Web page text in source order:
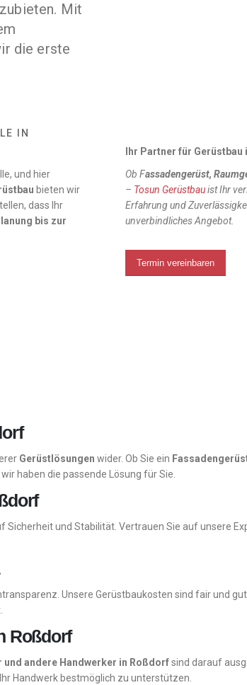
Mit
die erste
IN
und hier
bieten wir
dass Ihr
bis zur
Ihr Partner für
Ob Fassadengerüst,
– Tosun Gerüstbauist Ihr
Erfahrung und
unverbindliches Angebot.
Termin vereinbaren
Gerüstlösungen wider. Ob Sie ein
haben die passende Lösung für Sie.
und Stabilität. Vertrauen Sie auf unsere
Unsere Gerüstbaukosten sind fair und
Roßdorf
andere Handwerker in Roßdorfsind darauf
Handwerk bestmöglich zu unterstützen.